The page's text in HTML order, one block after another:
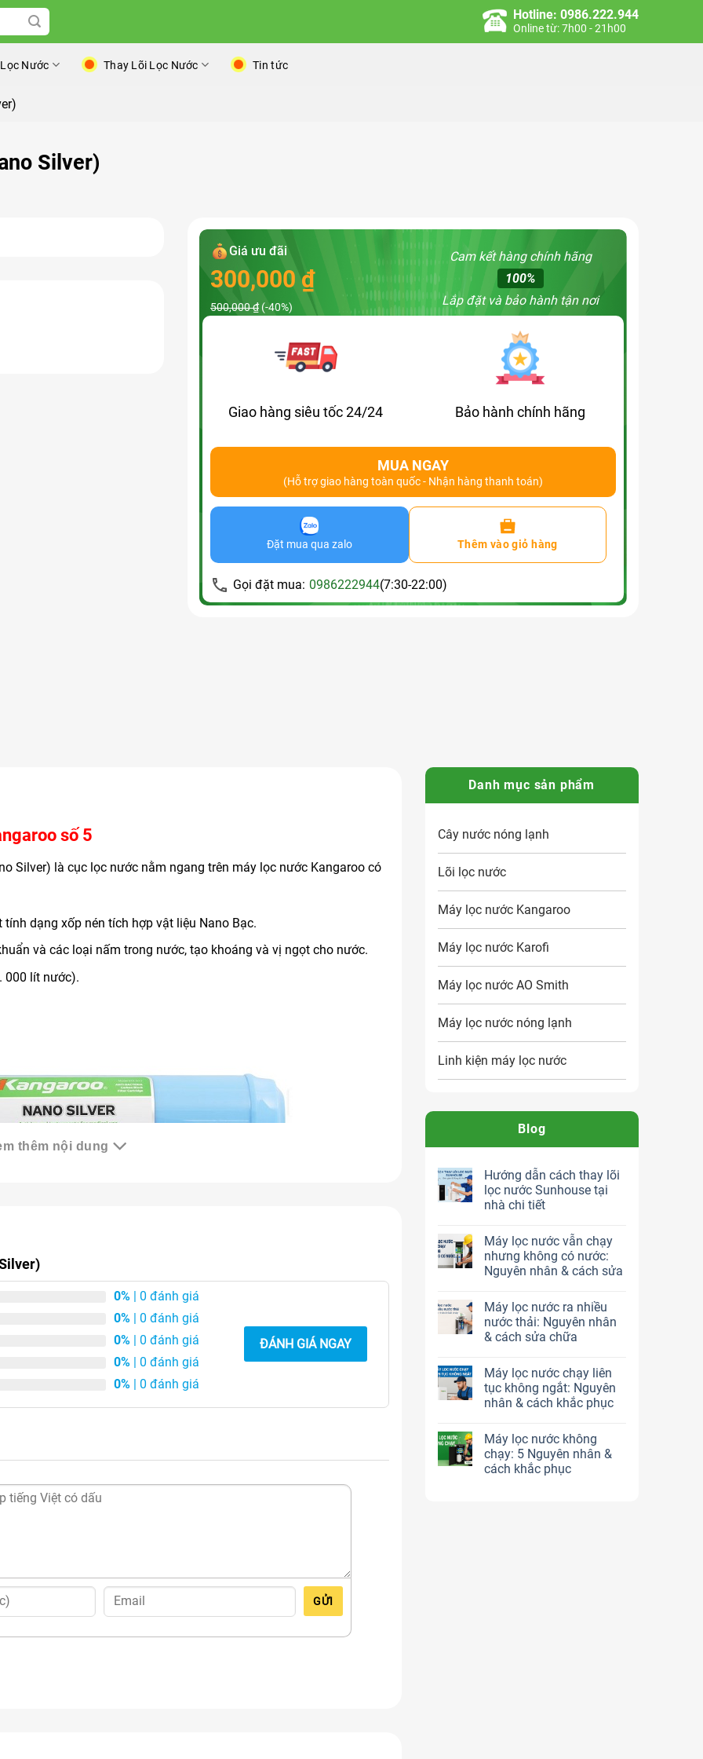
Hotline: 0986.222.944
Online từ: 7h00 - 21h00
Nước Thay Lõi Lọc Nước Tin tức
Silver)
Giá ưu đãi
300,000 ₫
500,000₫(-40%)
Cam kết hàng chính hãng
100%
Lắp đặt và bảo hành tận nơi
Giao hàng siêu tốc 24/24 Bảo hành chính hãng
MUA NGAY
(Hỗ trợ giao hàng toàn quốc - Nhận hàng thanh toán)
Đặt mua qua zalo Thêm vào giỏ hàng
Gọi đặt mua: 0986222944(7:30-22:00)
số 5
Silver) là cục lọc nước nằm ngang trên máy lọc nước Kangaroo có
dạng xốp nén tích hợp vật liệu Nano Bạc.
và các loại nấm trong nước, tạo khoáng và vị ngọt cho nước.
000 lít nước).
sử dụng tối đa 18 tháng, bởi khi các hạt khoáng trong lõi hấp thụ đủ
định kỳ sẽ đảm bảo nguồn nước đầu ra luôn tinh khiết và an
thêm nội dung
0%| 0 đánh giá
0%| 0 đánh giá
0%| 0 đánh giá
0%| 0 đánh giá
0%| 0 đánh giá
ĐÁNH GIÁ NGAY
GỬI
Danh mục sản phẩm
Cây nước nóng lạnh
Lõi lọc nước
Máy lọc nước Kangaroo
Máy lọc nước Karofi
Máy lọc nước AO Smith
Máy lọc nước nóng lạnh
Linh kiện máy lọc nước
Blog
Hướng dẫn cách thay lõi
lọc nước Sunhouse tại
nhà chi tiết
Máy lọc nước vẫn chạy
nhưng không có nước:
Nguyên nhân & cách sửa
Máy lọc nước ra nhiều
nước thải: Nguyên nhân
& cách sửa chữa
Máy lọc nước chạy liên
tục không ngắt: Nguyên
nhân & cách khắc phục
Máy lọc nước không
chạy: 5 Nguyên nhân &
cách khắc phục